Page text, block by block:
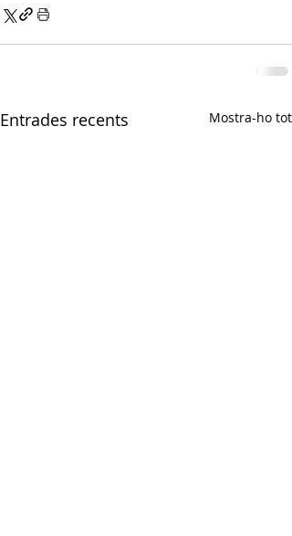
Entrades recents Mostra-ho tot